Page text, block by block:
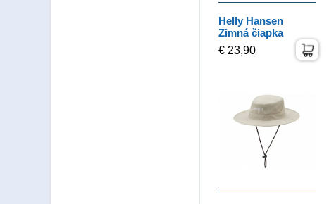
Helly Hansen
Zimná čiapka
€ 23,90